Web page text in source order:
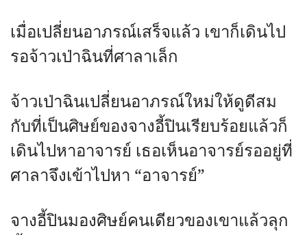
เมื่อเปลี่ยนอาภรณ์เสร็จแล้ว เขาก็เดินไป
รอจ้าวเป่าฉินที่ศาลาเล็ก
จ้าวเป่าฉินเปลี่ยนอาภรณ์ใหม่ให้ดูดีสม
กับที่เป็นศิษย์ของจางอี้ปินเรียบร้อยแล้วก็
เดินไปหาอาจารย์ เธอเห็นอาจารย์รออยู่ที่
ศาลาจึงเข้าไปหา “อาจารย์”
จางอี้ปินมองศิษย์คนเดียวของเขาแล้วลุก